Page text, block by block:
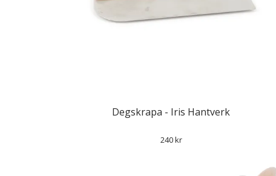
Degskrapa - Iris Hantverk
240 kr